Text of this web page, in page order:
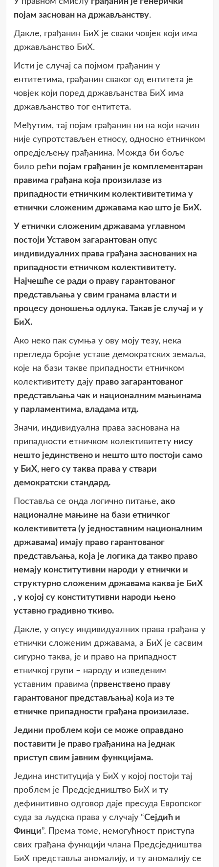
појам заснован на држављанству.
Дакле, грађанин БиХ је сваки човјек који има
држављанство БиХ.
Исти је случај са појмом грађанин у
ентитетима, грађанин сваког од ентитета је
човјек који поред држављанства БиХ има
држављанство тог ентитета.
Међутим, тај појам грађанин ни на који начин
није супротстављен етносу, односно етничком
опредјељењу грађанина. Можда би боље
било рећи појам грађанин је комплементаран
правима грађана која произилазе из
припадности етничким колективитетима у
етнички сложеним државама као што је БиХ.
У етнички сложеним државама углавном
постоји Уставом загарантован опус
индивидуалних права грађана заснованих на
припадности етничком колективитету.
Најчешће се ради о праву гарантованог
представљања у свим гранама власти и
процесу доношења одлука. Такав је случај и у
БиХ.
Ако неко пак сумња у ову моју тезу, нека
прегледа бројне уставе демократских земаља,
које на бази такве припадности етничком
колективитету дају право загарантованог
представљања чак и националним мањинама
у парламентима, владама итд.
Значи, индивидуална права заснована на
припадности етничком колективитету нису
нешто јединствено и нешто што постоји само
у БиХ, него су таква права у ствари
демократски стандард.
Поставља се онда логично питање, ако
националне мањине на бази етничког
колективитета (у једноставним националним
државама) имају право гарантованог
представљања, која је логика да такво право
немају конститутивни народи у етнички и
структурно сложеним државама каква је БиХ
, у којој су конститутивни народи њено
уставно градивно ткиво.
Дакле, у опусу индивидуалних права грађана у
етнички сложеним државама, а БиХ је сасвим
сигурно таква, је и право на припадност
етничкој групи – народу и изведеним
уставним правима (првенствено праву
гарантованог представљања) која из те
етничке припадности грађана произилазе.
Једини проблем који се може оправдано
поставити је право грађанина на једнак
приступ свим јавним функцијама.
Једина институција у БиХ у којој постоји тај
проблем је Предсједништво БиХ и ту
дефинитивно одговор даје пресуда Европског
суда за људска права у случају “Сејдић и
Финци”. Према томе, немогућност приступа
свих грађана функцији члана Предсједништва
БиХ представља аномалију, и ту аномалију се